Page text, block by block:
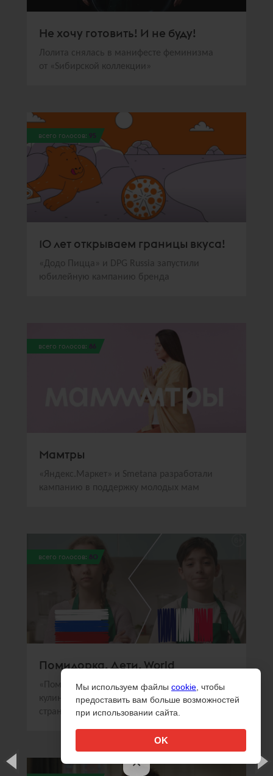
×
Не хочу готовить! И не буду!
Лолита снялась в манифесте феминизма
от «Sибирской коллекции»
всего голосов: 95
10 лет открываем границы вкуса!
«Додо Пицца» и DPG Russia запустили
юбилейную кампанию бренда
всего голосов: 86
Мамтры
«Яндекс.Маркет» и Smetana разработали
кампанию в поддержку молодых мам
всего голосов: 80
Помидорка. Дети. World
«Помидорка» и Sorry,Guys.Media создали
кулинарное шоу, в котором дети из разных
стран готовили национальные блюда
Мы используем файлы cookie , чтобы
предоставить вам больше возможностей
при использовании сайта.
OK